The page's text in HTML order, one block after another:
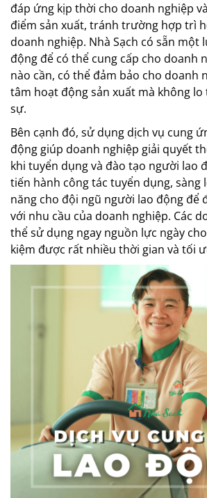
đáp ứng kịp thời cho doanh nghiệp
điểm sản xuất, tránh trường hợp trì
doanh nghiệp. Nhà Sạch có sẵn một
động để có thể cung cấp cho doanh
nào cần, có thể đảm bảo cho doanh
tâm hoạt động sản xuất mà không
sự.
Bên cạnh đó, sử dụng dịch vụ cung
động giúp doanh nghiệp giải quyết
khi tuyển dụng và đào tạo người lao
tiến hành công tác tuyển dụng, sàng
năng cho đội ngũ người lao động để
với nhu cầu của doanh nghiệp. Các
thể sử dụng ngay nguồn lực ngày
kiệm được rất nhiều thời gian và tối